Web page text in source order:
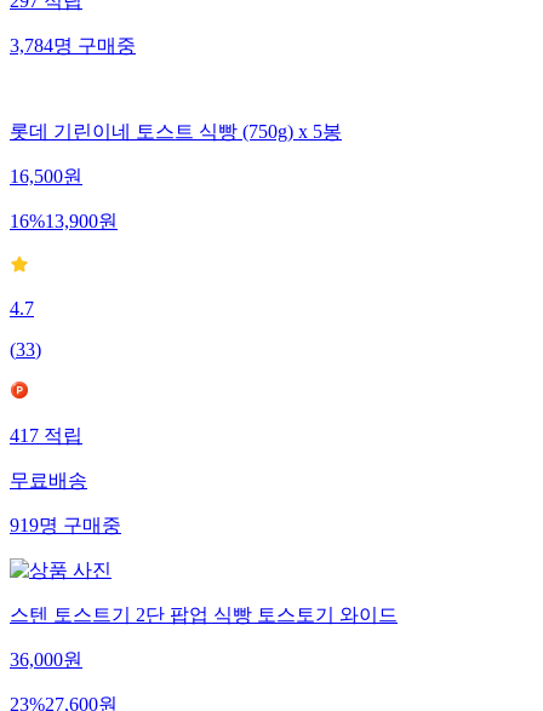
297적립
3,784명구매중
롯데 기린이네 토스트 식빵 (750g) x 5봉
16,500원
16%13,900원
4.7
(33)
417적립
무료배송
919명구매중
스텐 토스트기 2단 팝업 식빵 토스토기 와이드
36,000원